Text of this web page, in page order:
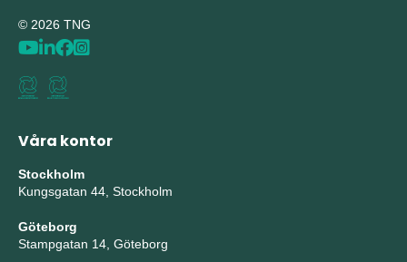
© 2026 TNG
Våra kontor
Stockholm
Kungsgatan 44, Stockholm
Göteborg
Stampgatan 14, Göteborg